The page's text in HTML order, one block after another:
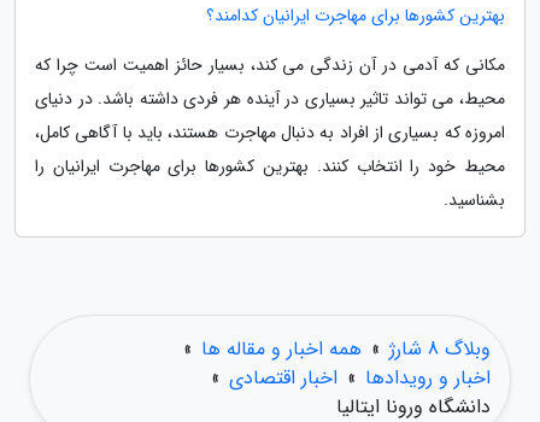
بهترین کشورها برای مهاجرت ایرانیان کدامند؟
مکانی که آدمی در آن زندگی می کند، بسیار حائز اهمیت است چرا که
محیط، می تواند تاثیر بسیاری در آینده هر فردی داشته باشد. در دنیای
امروزه که بسیاری از افراد به دنبال مهاجرت هستند، باید با آگاهی کامل،
محیط خود را انتخاب کنند. بهترین کشورها برای مهاجرت ایرانیان را
بشناسید.
وبلاگ 8 شارژ » همه اخبار و مقاله ها »
اخبار و رویدادها » اخبار اقتصادی »
دانشگاه ورونا ایتالیا